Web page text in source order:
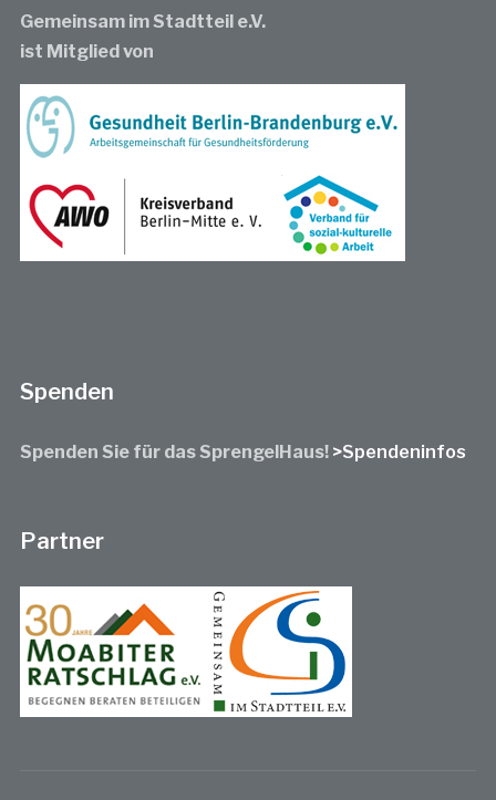
Gemeinsam im Stadtteil e.V.
ist Mitglied von
Spenden
Spenden Sie für das SprengelHaus! >Spendeninfos
Partner